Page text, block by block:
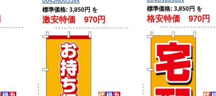
標準価格: 3,850円 を
激安特価 970円
標準価格: 3,850円 を
格安特価 970円